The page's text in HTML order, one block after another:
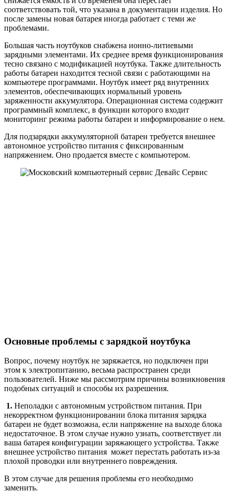
соответствовать той, что указана в документации изделия. Но
после замены новая батарея иногда работает с теми же
проблемами.
Большая часть ноутбуков снабжена ионно-литиевыми
зарядными элементами. Их среднее время функционирования
тесно связано с модификацией ноутбука. Также длительность
работы батареи находится тесной связи с работающими на
компьютере программами. Ноутбук имеет ряд внутренних
элементов, обеспечивающих нормальный уровень
заряженности аккумулятора. Операционная система содержит
программный комплекс, в функции которого входит
мониторинг режима работы батареи и информирование о нем.
Для подзарядки аккумуляторной батареи требуется внешнее
автономное устройство питания с фиксированным
напряжением. Оно продается вместе с компьютером.
Основные проблемы с зарядкой ноутбука
Вопрос, почему ноутбук не заряжается, но подключен при
этом к электропитанию, весьма распространен среди
пользователей. Ниже мы рассмотрим причины возникновения
подобных ситуаций и способы их разрешения.
1. Неполадки с автономным устройством питания. При
некорректном функционировании блока питания зарядка
батареи не будет возможна, если напряжение на выходе блока
недостаточное. В этом случае нужно узнать, соответствует ли
ваша батарея конфигурации заряжающего устройства. Также
внешнее устройство питания может перестать работать из-за
плохой проводки или внутреннего повреждения.
В этом случае для решения проблемы его необходимо
заменить.